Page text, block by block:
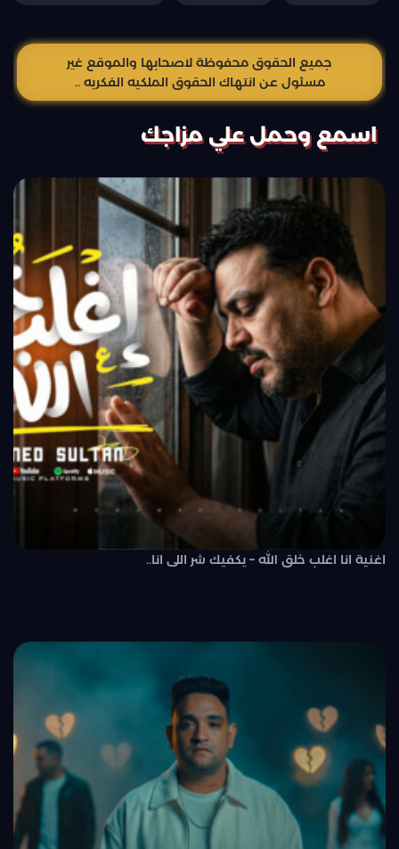
جميع الحقوق محفوظة لاصحابها والموقع غير
مسئول عن انتهاك الحقوق الملكيه الفكريه ..
اسمع وحمل علي مزاجك
اغنية انا اغلب خلق الله – يكفيك شر اللى انا..